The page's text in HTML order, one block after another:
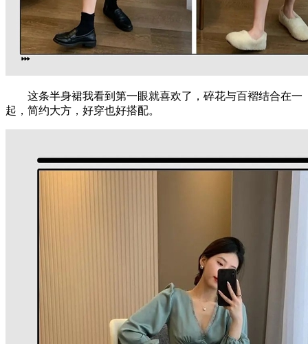
这条半身裙我看到第一眼就喜欢了，碎花与百褶结合在一
起，简约大方，好穿也好搭配。